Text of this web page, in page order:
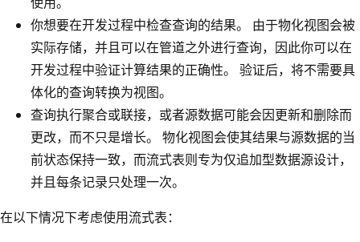
你想要在开发过程中检查查询的结果。 由于物化视图会被
实际存储，并且可以在管道之外进行查询，因此你可以在
开发过程中验证计算结果的正确性。 验证后，将不需要具
体化的查询转换为视图。
查询执行聚合或联接，或者源数据可能会因更新和删除而
更改，而不只是增长。 物化视图会使其结果与源数据的当
前状态保持一致，而流式表则专为仅追加型数据源设计，
并且每条记录只处理一次。
在以下情况下考虑使用流式表：